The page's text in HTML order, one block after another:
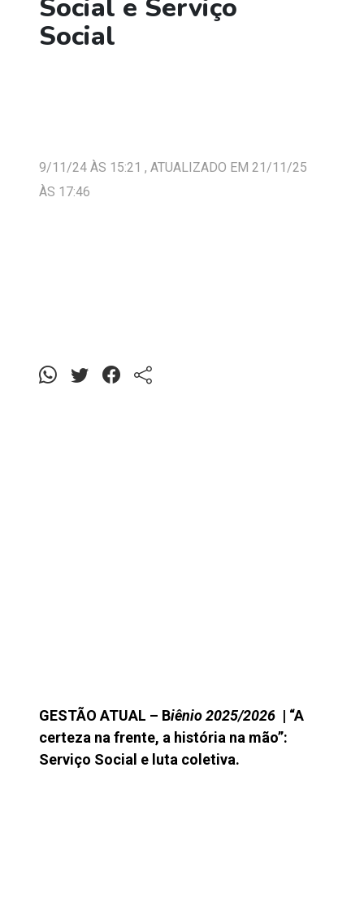
Social e Serviço
Social
9/11/24 ÀS 15:21 , ATUALIZADO EM 21/11/25
ÀS 17:46
GESTÃO ATUAL – Biênio 2025/2026| “A
certeza na frente, a história na mão”:
Serviço Social e luta coletiva.